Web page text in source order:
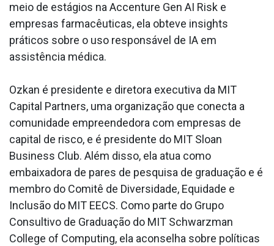
meio de estágios na Accenture Gen AI Risk e
empresas farmacêuticas, ela obteve insights
práticos sobre o uso responsável de IA em
assistência médica.
Ozkan é presidente e diretora executiva da MIT
Capital Partners, uma organização que conecta a
comunidade empreendedora com empresas de
capital de risco, e é presidente do MIT Sloan
Business Club. Além disso, ela atua como
embaixadora de pares de pesquisa de graduação e é
membro do Comitê de Diversidade, Equidade e
Inclusão do MIT EECS. Como parte do Grupo
Consultivo de Graduação do MIT Schwarzman
College of Computing, ela aconselha sobre políticas